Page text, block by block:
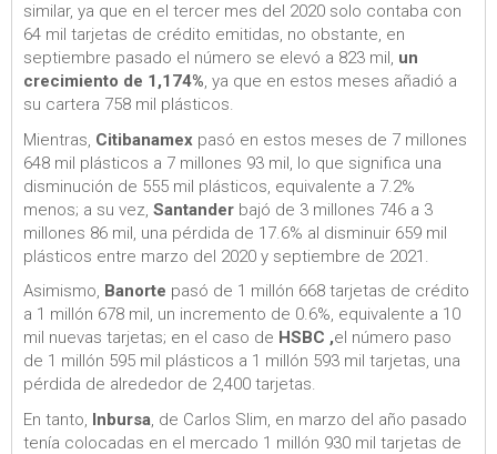
similar, ya que en el tercer mes del 2020 solo contaba con
64 mil tarjetas de crédito emitidas, no obstante, en
septiembre pasado el número se elevó a 823 mil, un
crecimiento de 1,174%, ya que en estos meses añadió a
su cartera 758 mil plásticos.
Mientras, Citibanamex pasó en estos meses de 7 millones
648 mil plásticos a 7 millones 93 mil, lo que significa una
disminución de 555 mil plásticos, equivalente a 7.2%
menos; a su vez, Santander bajó de 3 millones 746 a 3
millones 86 mil, una pérdida de 17.6% al disminuir 659 mil
plásticos entre marzo del 2020 y septiembre de 2021.
Asimismo, Banorte pasó de 1 millón 668 tarjetas de crédito
a 1 millón 678 mil, un incremento de 0.6%, equivalente a 10
mil nuevas tarjetas; en el caso de HSBC ,el número paso
de 1 millón 595 mil plásticos a 1 millón 593 mil tarjetas, una
pérdida de alrededor de 2,400 tarjetas.
En tanto, Inbursa , de Carlos Slim, en marzo del año pasado
tenía colocadas en el mercado 1 millón 930 mil tarjetas de